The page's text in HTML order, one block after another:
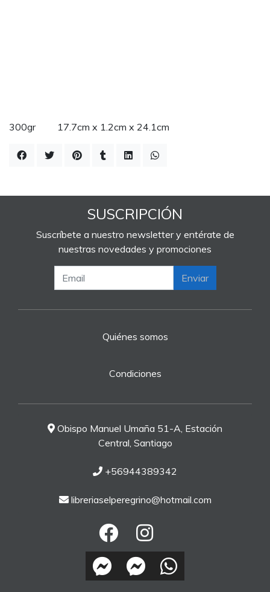
300gr 17.7cm x 1.2cm x 24.1cm
SUSCRIPCIÓN
Suscríbete a nuestro newsletter y entérate de
nuestras novedades y promociones
Enviar
Quiénes somos
Condiciones
Obispo Manuel Umaña 51-A, Estación
Central, Santiago
+56944389342
libreriaselperegrino@hotmail.com